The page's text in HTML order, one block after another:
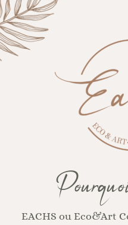
EACHS ou Eco&Art